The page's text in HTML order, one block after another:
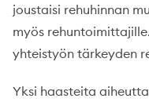
joustaisi rehuhinnan
myös
yhteistyön tärkeyden
Yksi haasteita